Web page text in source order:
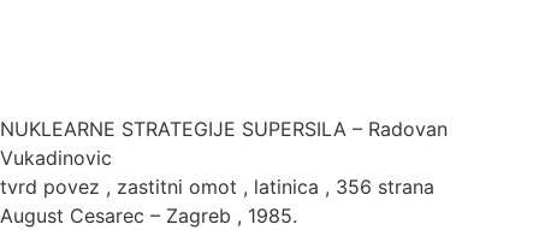
NUKLEARNE STRATEGIJE SUPERSILA – Radovan
Vukadinovic
tvrd povez , zastitni omot , latinica , 356 strana
August Cesarec – Zagreb , 1985.